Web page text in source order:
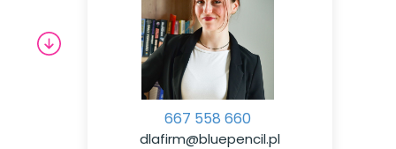
667 558 660
dlafirm@bluepencil.pl